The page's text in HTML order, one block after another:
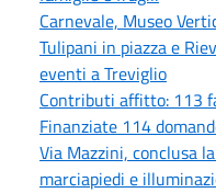
Carnevale, Museo
Tulipani in piazza e
eventi a Treviglio
Contributi affitto: 113
Finanziate 114
Via Mazzini, conclusa
marciapiedi e